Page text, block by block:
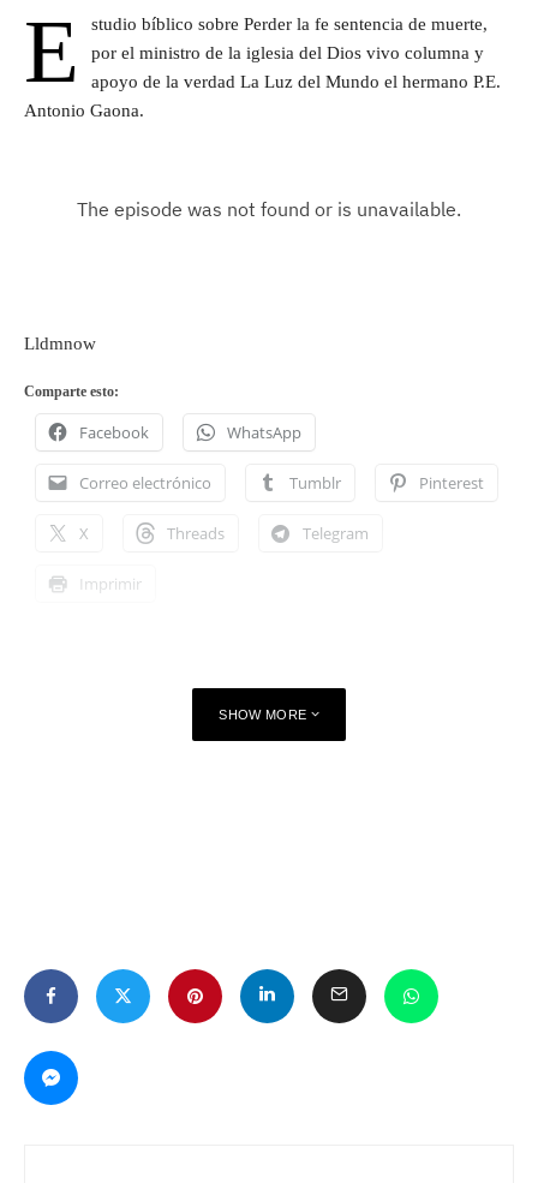
E
studio bíblico sobre Perder la fe sentencia de muerte,
por el ministro de la iglesia del Dios vivo columna y
apoyo de la verdad La Luz del Mundo el hermano P.E.
Antonio Gaona.
Lldmnow
Comparte esto:
Facebook WhatsApp
Correo electrónico Tumblr Pinterest
X Threads Telegram
Imprimir
SHOW MORE